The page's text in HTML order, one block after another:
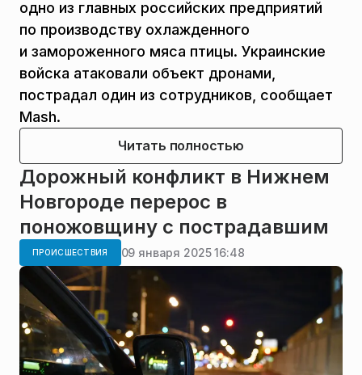
одно из главных российских предприятий
по производству охлажденного
и замороженного мяса птицы. Украинские
войска атаковали объект дронами,
пострадал один из сотрудников, сообщает
Mash.
Читать полностью
Дорожный конфликт в Нижнем
Новгороде перерос в
поножовщину с пострадавшим
ПРОИСШЕСТВИЯ 09 января 2025 16:48